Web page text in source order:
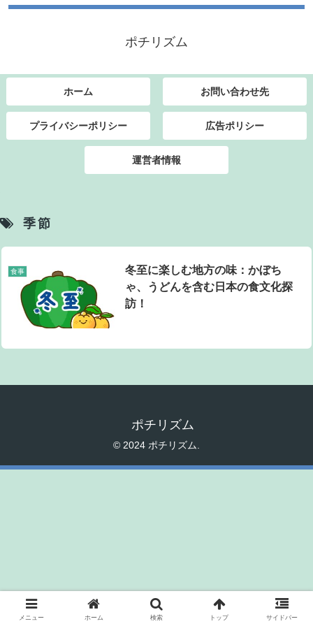
ポチリズム
ホーム お問い合わせ先
プライバシーポリシー 広告ポリシー
運営者情報
季節
食事
冬至に楽しむ地方の味：かぼち
ゃ、うどんを含む日本の食文化探
訪！
ポチリズム
© 2024 ポチリズム.
メニュー ホーム 検索 トップ サイドバー